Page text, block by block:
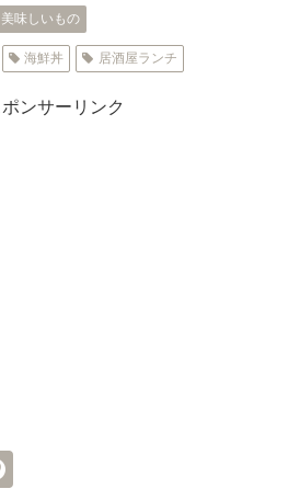
美味しいもの
海鮮丼 居酒屋ランチ
ポンサーリンク